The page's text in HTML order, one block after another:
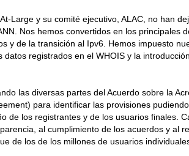
Large y su comité ejecutivo, ALAC, no han
Nos hemos convertidos en los principales
y de la transición al Ipv6. Hemos impuesto
datos registrados en el WHOIS y la
las diversas partes del Acuerdo sobre la
para identificar las provisiones
de los registrantes y de los usuarios finales.
al cumplimiento de los acuerdos y al
de los de los millones de usuarios